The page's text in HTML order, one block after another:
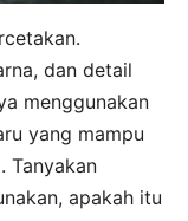
dan detail
menggunakan
yang mampu
Tanyakan
apakah itu